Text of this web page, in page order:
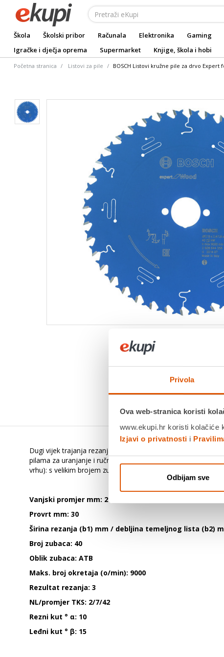
Privola
Ova web-stranica koristi
www.ekupi.hr koristi kolačiće
Izjavi o privatnosti i
Odbijam sve
Škola Školski pribor Računala Elektronika Gaming
Igračke i dječja oprema
Supermarket Knjige, škola i hobi
Početna stranica Listovi za pile BOSCH Listovi kružne pile za drvo Expert
Dugi vijek trajanja rezanja - Zupci MicroteQ (vlastita
pilama za uranjanje i ručnim pilama Ovisno o broju zubi
vrhu): s velikim brojem zuba list reže čiste rezove, dok s
Vanjski promjer mm: 210
Provrt mm: 30
Širina rezanja (b1) mm / debljina temeljnog lista (b2)
Broj zubaca: 40
Oblik zubaca: ATB
Maks. broj okretaja (o/min): 9000
Rezultat rezanja: 3
NL/promjer TKS: 2/7/42
Rezni kut ° α: 10
Leđni kut ° β: 15